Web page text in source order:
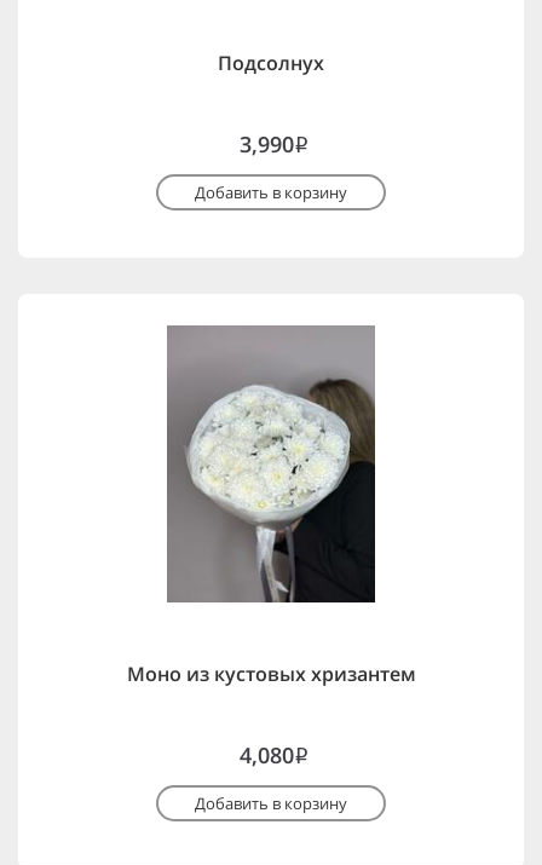
Подсолнух
3,990i
Добавить в корзину
Моно из кустовых хризантем
4,080i
Добавить в корзину